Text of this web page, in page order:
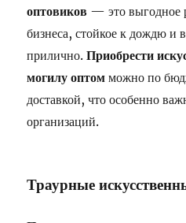
оптовиков — это выгодное
бизнеса, стойкое к дождю и
прилично.Приобрести
могилу оптом можно по
доставкой, что особенно
организаций.
Траурные